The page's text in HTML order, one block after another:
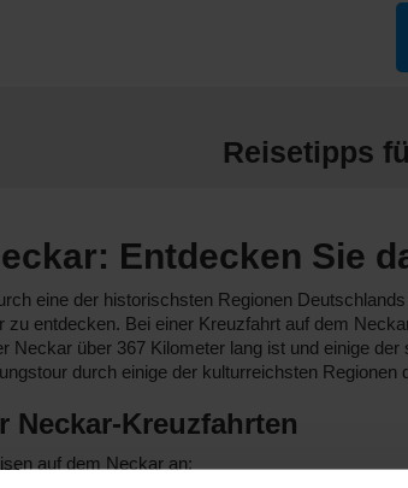
Reisetipps
Entdecken Sie
eine der historischsten Regionen
entdecken. Bei einer Kreuzfahrt auf dem
Neckar über 367 Kilometer lang ist und einige
durch einige der kulturreichsten Regionen
Neckar-Kreuzfahrten
auf dem Neckar an: